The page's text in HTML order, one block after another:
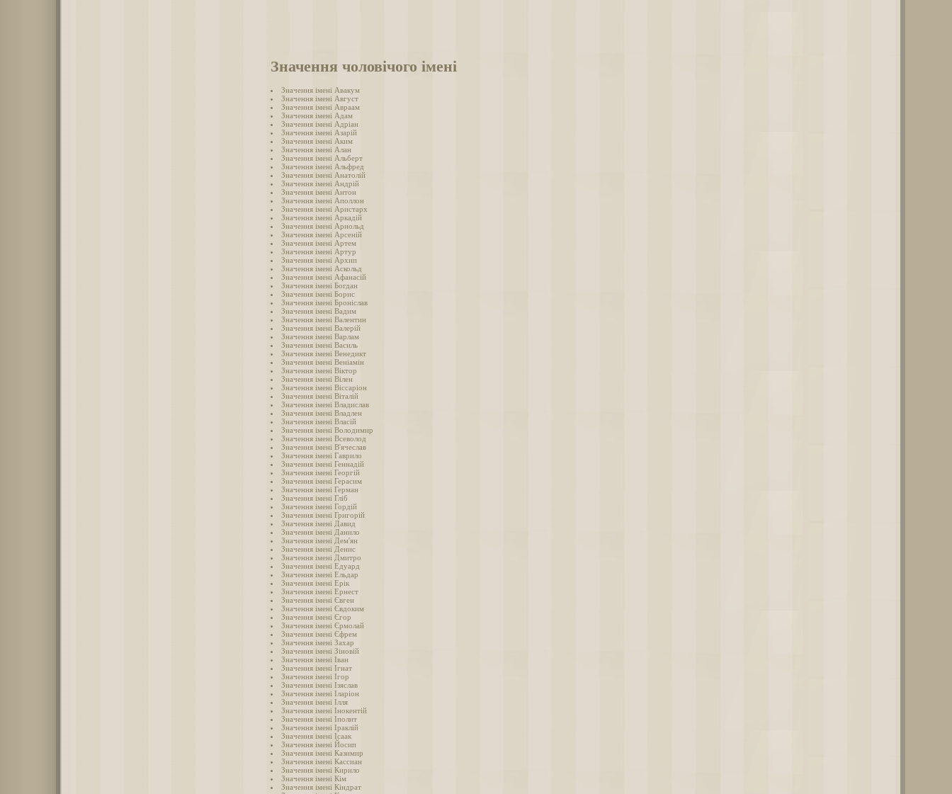
Значення чоловічого імені
Значення імені Авакум
Значення імені Август
Значення імені Авраам
Значення імені Адам
Значення імені Адріан
Значення імені Азарій
Значення імені Аким
Значення імені Алан
Значення імені Альберт
Значення імені Альфред
Значення імені Анатолій
Значення імені Андрій
Значення імені Антон
Значення імені Аполлон
Значення імені Аристарх
Значення імені Аркадій
Значення імені Арнольд
Значення імені Арсеній
Значення імені Артем
Значення імені Артур
Значення імені Архип
Значення імені Аскольд
Значення імені Афанасій
Значення імені Богдан
Значення імені Борис
Значення імені Броніслав
Значення імені Вадим
Значення імені Валентин
Значення імені Валерій
Значення імені Варлам
Значення імені Василь
Значення імені Венедикт
Значення імені Веніамін
Значення імені Віктор
Значення імені Вілен
Значення імені Віссаріон
Значення імені Віталій
Значення імені Владислав
Значення імені Владлен
Значення імені Власій
Значення імені Володимир
Значення імені Всеволод
Значення імені В'ячеслав
Значення імені Гаврило
Значення імені Геннадій
Значення імені Георгій
Значення імені Герасим
Значення імені Герман
Значення імені Гліб
Значення імені Гордій
Значення імені Григорій
Значення імені Давид
Значення імені Данило
Значення імені Дем'ян
Значення імені Денис
Значення імені Дмитро
Значення імені Едуард
Значення імені Ельдар
Значення імені Ерік
Значення імені Ернест
Значення імені Євген
Значення імені Євдоким
Значення імені Єгор
Значення імені Єрмолай
Значення імені Єфрем
Значення імені Захар
Значення імені Зіновій
Значення імені Іван
Значення імені Ігнат
Значення імені Ігор
Значення імені Ізяслав
Значення імені Іларіон
Значення імені Ілля
Значення імені Інокентій
Значення імені Іполит
Значення імені Іраклій
Значення імені Ісаак
Значення імені Йосип
Значення імені Казимир
Значення імені Кассиан
Значення імені Кирило
Значення імені Кім
Значення імені Кіндрат